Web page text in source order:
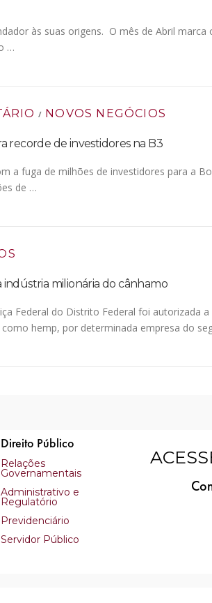
às suas origens. O mês de Abril
…
/ NOVOS NEGÓCIOS
recorde de investidores na B3
a fuga de milhões de investidores para a
de …
indústria milionária do cânhamo
Federal do Distrito Federal foi autorizada
hemp, por determinada empresa do
Direito Público
Relações
Governamentais
Administrativo e
Regulatório
Previdenciário
Servidor Público